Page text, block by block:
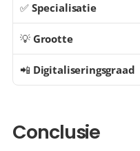
✅ Specialisatie
💡 Grootte
📲 Digitaliseringsgraad
Conclusie